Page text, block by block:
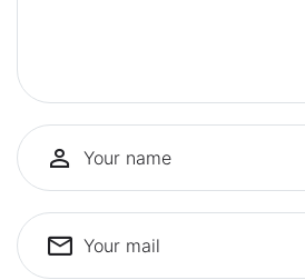
Your name
Your mail